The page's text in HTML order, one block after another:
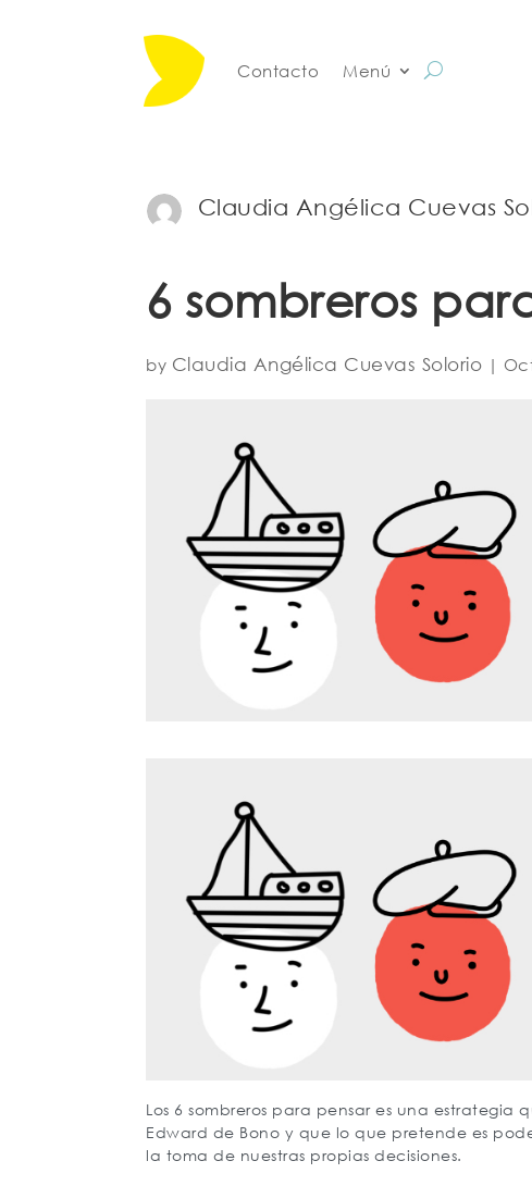
Contacto Menú
Claudia Angélica Cuevas
6 sombreros
by Claudia Angélica Cuevas Solorio |
Los 6 sombreros para pensar es una
Edward de Bono y que lo que pretende es
la toma de nuestras propias decisiones.